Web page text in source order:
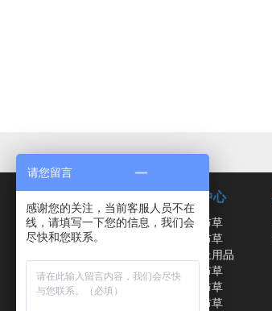
企业简介
企业文化
产品中心
酒店布草
宾馆布草
酒店床上用品
客房布草
卫浴布草
餐饮布草
请您留言
感谢您的关注，当前客服人员不在
线，请填写一下您的信息，我们会
尽快和您联系。